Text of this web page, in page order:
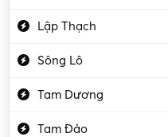
Lập Thạch
Sông Lô
Tam Dương
Tam Đảo